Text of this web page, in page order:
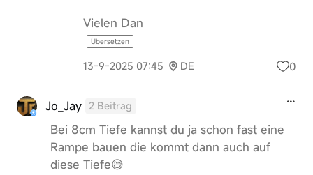
Vielen Dan
Übersetzen
13-9-2025 07:45 DE 0
Jo_Jay 2 Beitrag
Bei 8cm Tiefe kannst du ja schon fast eine
Rampe bauen die kommt dann auch auf
diese Tiefe😅